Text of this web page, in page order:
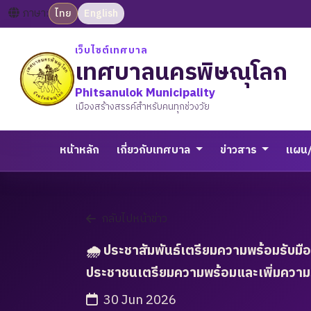
ภาษา: ไทย English
เว็บไซต์เทศบาล
เทศบาลนครพิษณุโลก
Phitsanulok Municipality
เมืองสร้างสรรค์สำหรับคนทุกช่วงวัย
หน้าหลัก เกี่ยวกับเทศบาล ข่าวสาร แผ
กลับไปหน้าข่าว
🌧️ ประชาสัมพันธ์เตรียมความพร้อมรับ
ประชาชนเตรียมความพร้อมและเพิ่มควา
30 Jun 2026